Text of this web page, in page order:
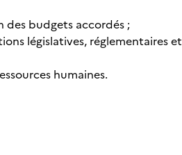
budgets accordés ;
législatives, réglementaires et
humaines.